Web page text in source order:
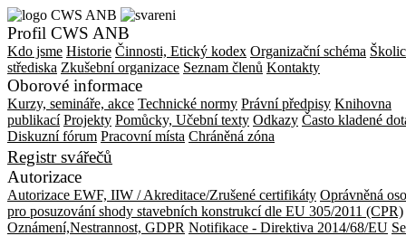
Profil CWS ANB
Kdo jsme Historie Činnosti, Etický kodex Organizační schéma
střediska Zkušební organizace Seznam členů Kontakty
Oborové informace
Kurzy, semináře, akce Technické normy Právní předpisy Knihovna
publikací Projekty Pomůcky, Učební texty Odkazy Často kladené
Diskuzní fórum Pracovní místa Chráněná zóna
Registr svářečů
Autorizace
Autorizace EWF, IIW / Akreditace/Zrušené certifikáty Oprávněná
pro posuzování shody stavebních konstrukcí dle EU 305/2011 (CPR)
Oznámení,Nestrannost, GDPR Notifikace - Direktiva 2014/68/EU